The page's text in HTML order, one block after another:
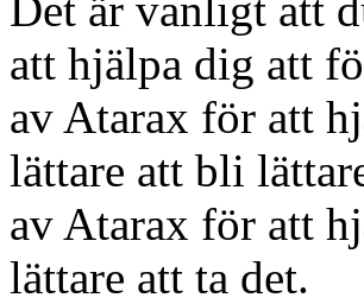
att hjälpa dig att
av Atarax för att
lättare att bli
av Atarax för att
lättare att ta det.